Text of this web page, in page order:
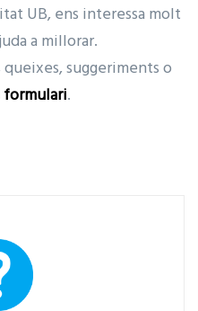
UB, ens interessa molt
a millorar.
suggeriments o
.